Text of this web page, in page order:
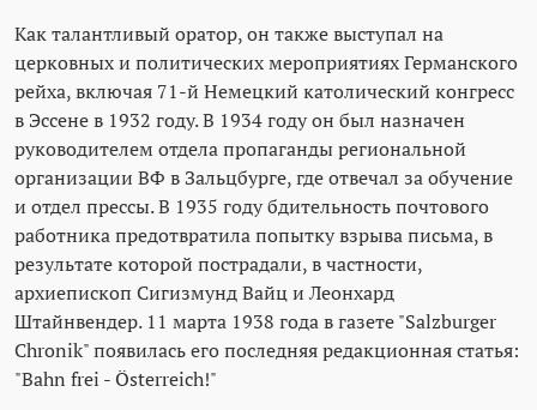
Как талантливый оратор, он также выступал на
церковных и политических мероприятиях Германского
рейха, включая 71-й Немецкий католический конгресс
в Эссене в 1932 году. В 1934 году он был назначен
руководителем отдела пропаганды региональной
организации ВФ в Зальцбурге, где отвечал за обучение
и отдел прессы. В 1935 году бдительность почтового
работника предотвратила попытку взрыва письма, в
результате которой пострадали, в частности,
архиепископ Сигизмунд Вайц и Леонхард
Штайнвендер. 11 марта 1938 года в газете "Salzburger
Chronik" появилась его последняя редакционная статья:
"Bahn frei - Österreich!"